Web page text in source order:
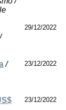
29/12/2022
/
23/12/2022
23/12/2022